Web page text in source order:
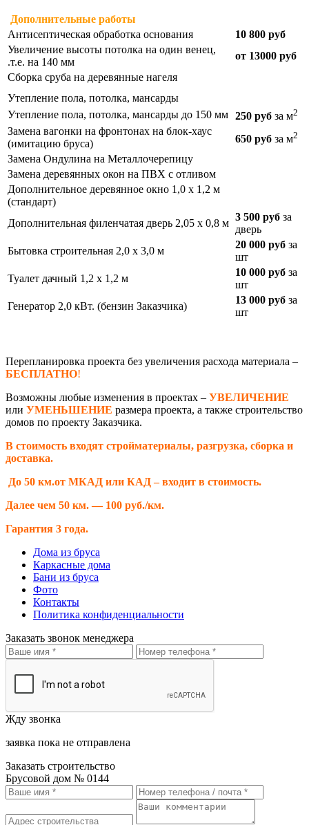
Дополнительные работы
Антисептическая обработка основания
10 800 руб
Увеличение высоты потолка на один венец,
.т.е. на 140 мм
от 13000 руб
Сборка сруба на деревянные нагеля
Утепление пола, потолка, мансарды
Утепление пола, потолка, мансарды до 150 мм 250 руб за м2
Замена вагонки на фронтонах на блок-хаус
(имитацию бруса)
650 руб за м2
Замена Ондулина на Металлочерепицу
Замена деревянных окон на ПВХ с отливом
Дополнительное деревянное окно 1,0 х 1,2 м
(стандарт)
Дополнительная филенчатая дверь 2,05 х 0,8 м
3 500 руб за
дверь
Бытовка строительная 2,0 х 3,0 м
20 000 руб за
шт
Туалет дачный 1,2 х 1,2 м
10 000 руб за
шт
Генератор 2,0 кВт. (бензин Заказчика)
13 000 руб за
шт
Перепланировка проекта без увеличения расхода материала –
БЕСПЛАТНО!
Возможны любые изменения в проектах – УВЕЛИЧЕНИЕ
или УМЕНЬШЕНИЕ размера проекта, а также строительство
домов по проекту Заказчика.
В стоимость входят стройматериалы, разгрузка, сборка и
доставка.
До 50 км.от МКАД или КАД – входит в стоимость.
Далее чем 50 км. — 100 руб./км.
Гарантия 3 года.
Дома из бруса
Каркасные дома
Бани из бруса
Фото
Контакты
Политика конфиденциальности
Заказать звонок менеджера
Жду звонка
заявка пока не отправлена
Заказать строительство
Брусовой дом № 0144